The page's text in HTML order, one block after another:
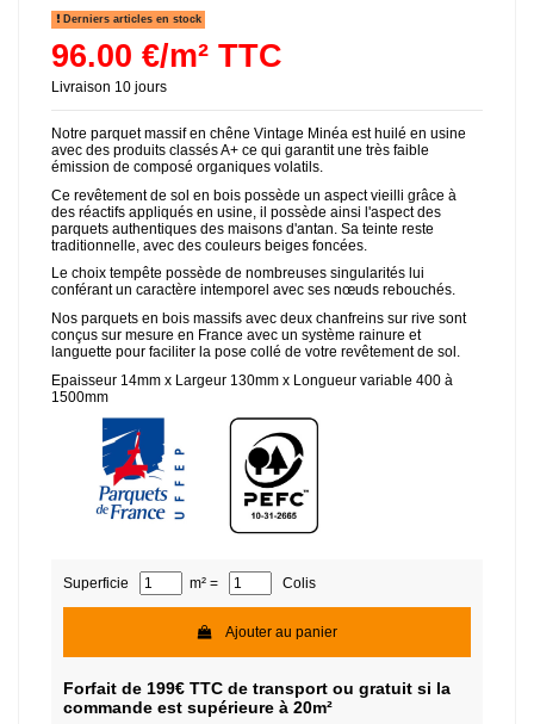
Derniers articles en stock
96.00 €/m² TTC
Livraison 10 jours
Notre parquet massif en chêne Vintage Minéa est huilé en usine
avec des produits classés A+ ce qui garantit une très faible
émission de composé organiques volatils.
Ce revêtement de sol en bois possède un aspect vieilli grâce à
des réactifs appliqués en usine, il possède ainsi l'aspect des
parquets authentiques des maisons d'antan. Sa teinte reste
traditionnelle, avec des couleurs beiges foncées.
Le choix tempête possède de nombreuses singularités lui
conférant un caractère intemporel avec ses nœuds rebouchés.
Nos parquets en bois massifs avec deux chanfreins sur rive sont
conçus sur mesure en France avec un système rainure et
languette pour faciliter la pose collé de votre revêtement de sol.
Epaisseur 14mm x Largeur 130mm x Longueur variable 400 à
1500mm
Superficie m² = Colis
Ajouter au panier
Forfait de 199€ TTC de transport ou gratuit si la
commande est supérieure à 20m²